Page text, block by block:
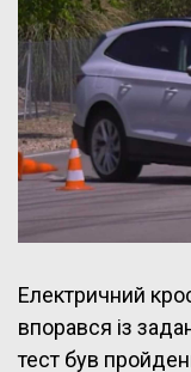
Електричний
впорався із
тест був